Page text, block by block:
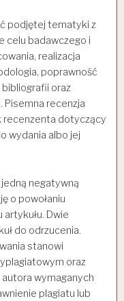
podjętej tematyki z
celu badawczego i
realizacja
poprawność
oraz
Pisemna recenzja
recenzenta dotyczący
wydania albo jej
negatywną
o powołaniu
Dwie
do odrzucenia.
stanowi
oraz
wymaganych
plagiatu lub